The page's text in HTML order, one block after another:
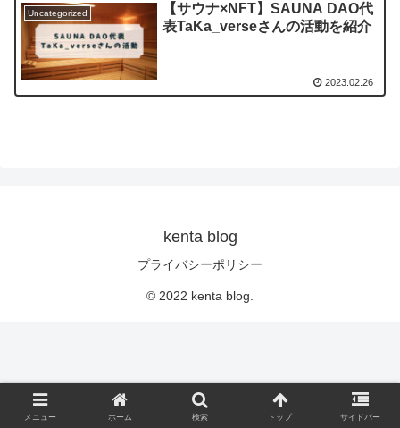
Uncategorized
【サウナ×NFT】SAUNA DAO代
表TaKa_verseさんの活動を紹介
2023.02.26
kenta blog
プライバシーポリシー
© 2022 kenta blog.
メニュー ホーム 検索 トップ サイドバー